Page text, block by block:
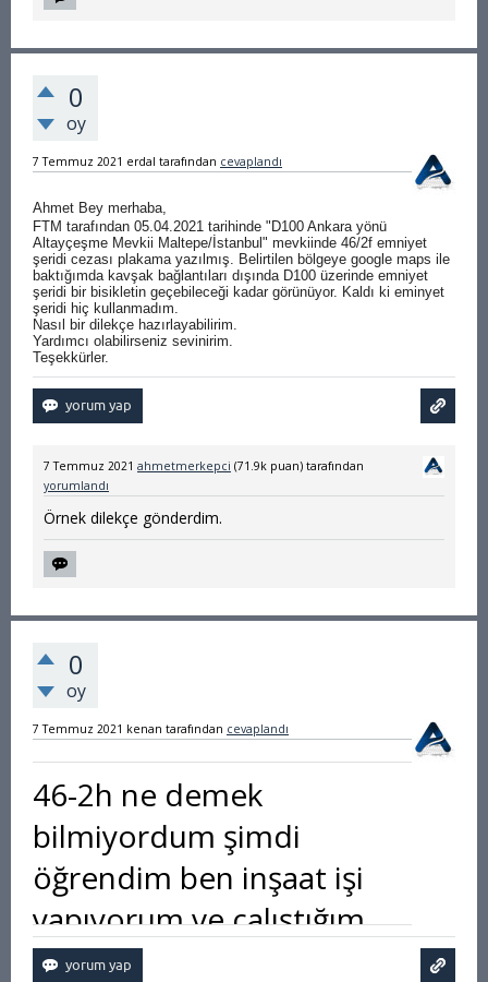
0
oy
7 Temmuz 2021 erdal tarafından cevaplandı
Ahmet Bey merhaba,
FTM tarafından 05.04.2021 tarihinde "D100 Ankara yönü
Altayçeşme Mevkii Maltepe/İstanbul" mevkiinde 46/2f emniyet
şeridi cezası plakama yazılmış. Belirtilen bölgeye google maps ile
baktığımda kavşak bağlantıları dışında D100 üzerinde emniyet
şeridi bir bisikletin geçebileceği kadar görünüyor. Kaldı ki eminyet
şeridi hiç kullanmadım.
Nasıl bir dilekçe hazırlayabilirim.
Yardımcı olabilirseniz sevinirim.
Teşekkürler.
7 Temmuz 2021 ahmetmerkepci (71.9k puan) tarafından
yorumlandı
Örnek dilekçe gönderdim.
0
oy
7 Temmuz 2021 kenan tarafından cevaplandı
46-2h ne demek
bilmiyordum şimdi
öğrendim ben inşaat işi
yapıyorum ve çalıştığım
yer iki parselden oluşuyor